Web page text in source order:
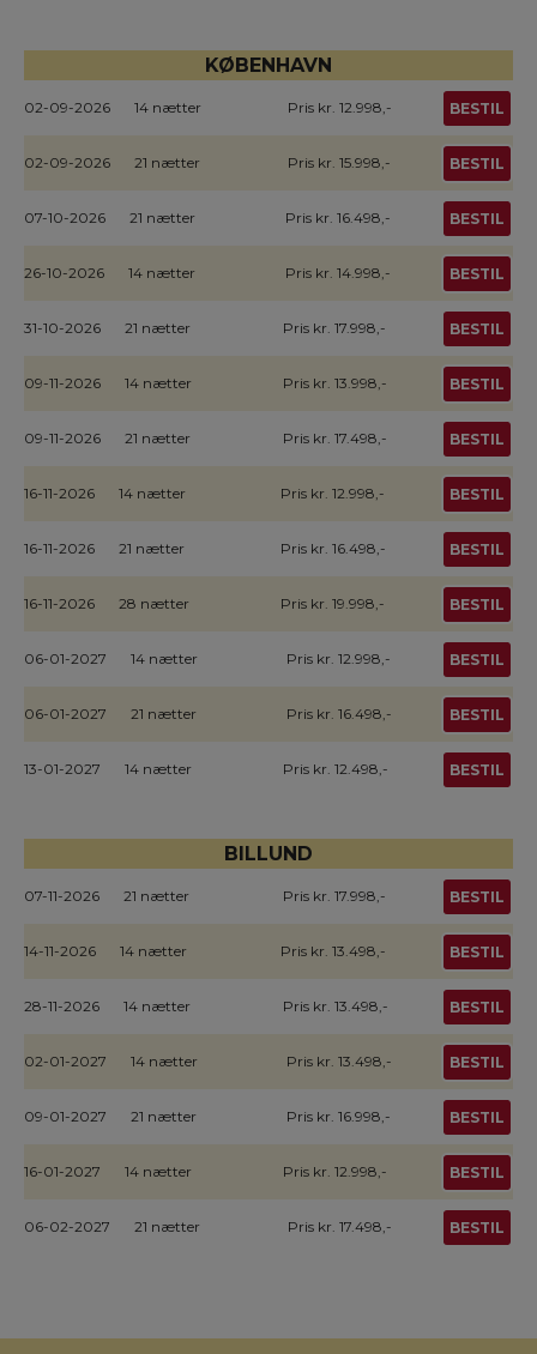
KØBENHAVN
02-09-2026 14 nætter Pris kr. 12.998,- BESTIL
02-09-2026 21 nætter Pris kr. 15.998,- BESTIL
07-10-2026 21 nætter Pris kr. 16.498,- BESTIL
26-10-2026 14 nætter Pris kr. 14.998,- BESTIL
31-10-2026 21 nætter Pris kr. 17.998,- BESTIL
09-11-2026 14 nætter Pris kr. 13.998,- BESTIL
09-11-2026 21 nætter Pris kr. 17.498,- BESTIL
16-11-2026 14 nætter Pris kr. 12.998,- BESTIL
16-11-2026 21 nætter Pris kr. 16.498,- BESTIL
16-11-2026 28 nætter Pris kr. 19.998,- BESTIL
06-01-2027 14 nætter Pris kr. 12.998,- BESTIL
06-01-2027 21 nætter Pris kr. 16.498,- BESTIL
13-01-2027 14 nætter Pris kr. 12.498,- BESTIL
BILLUND
07-11-2026 21 nætter Pris kr. 17.998,- BESTIL
14-11-2026 14 nætter Pris kr. 13.498,- BESTIL
28-11-2026 14 nætter Pris kr. 13.498,- BESTIL
02-01-2027 14 nætter Pris kr. 13.498,- BESTIL
09-01-2027 21 nætter Pris kr. 16.998,- BESTIL
16-01-2027 14 nætter Pris kr. 12.998,- BESTIL
06-02-2027 21 nætter Pris kr. 17.498,- BESTIL